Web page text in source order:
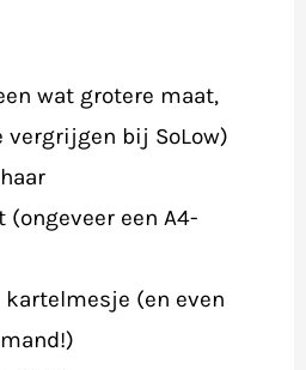
wat grotere maat,
vergrijgen bij SoLow)
een A4-
kartelmesje (en even